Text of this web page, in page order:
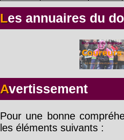
Les annuaires du
Avertissement
Pour une bonne
les éléments suivants :